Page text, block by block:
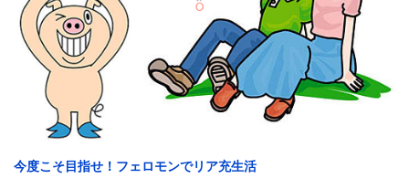
今度こそ目指せ！フェロモンでリア充生活